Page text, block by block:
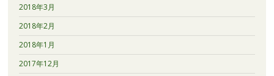
2018年3月
2018年2月
2018年1月
2017年12月